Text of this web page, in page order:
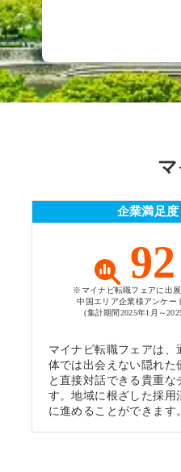
企業満足度
92
※マイナビ転職フェアに出
中国エリア企業様アンケー
(集計期間2025年1月～
マイナビ転職フェアは、
体では出会えない隠れた
と直接対話できる貴重な
す。地域に根ざした採用
に進めることができます